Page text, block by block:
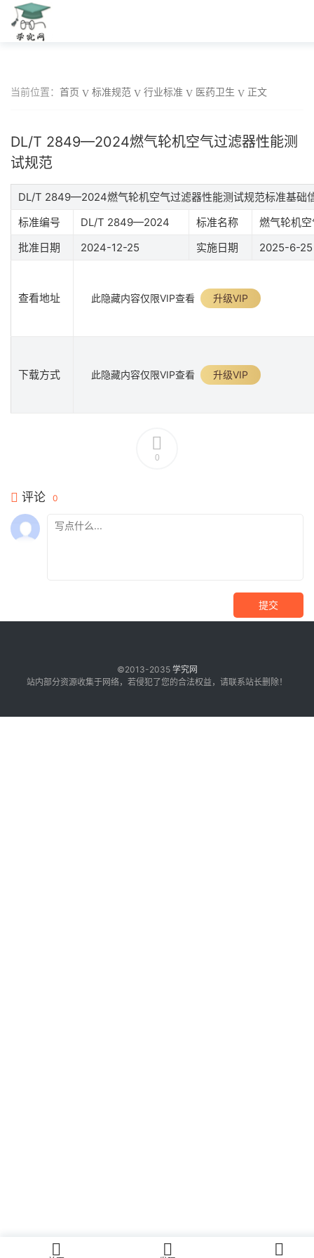
当前位置： 首页 标准规范 行业标准 医药卫生 正文
DL/T 2849—2024燃气轮机空气过滤器性能测
试规范
DL/T 2849—2024燃气轮机空气过滤器性能测试规范标准基础
标准编号
DL/T 2849—2024 标准名称
燃气轮机
批准日期
2024-12-25 实施日期 2025-6-25
查看地址 此隐藏内容仅限VIP查看 升级VIP
下载方式 此隐藏内容仅限VIP查看 升级VIP
0
评论 0
提交
©2013-2035 学究网
站内部分资源收集于网络，若侵犯了您的合法权益，请联系站长删除！